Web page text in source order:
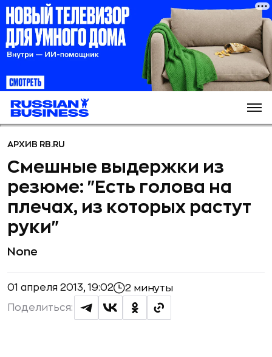
АРХИВ RB.RU
Смешные выдержки из
резюме: "Есть голова на
плечах, из которых растут
руки"
None
01 апреля 2013, 19:02 2 минуты
Поделиться: